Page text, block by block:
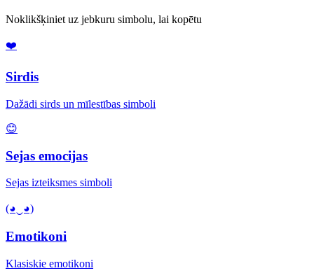
Noklikšķiniet uz jebkuru simbolu, lai kopētu
❤️
Sirdis
Dažādi sirds un mīlestības simboli
😊
Sejas emocijas
Sejas izteiksmes simboli
(◕‿◕)
Emotikoni
Klasiskie emotikoni